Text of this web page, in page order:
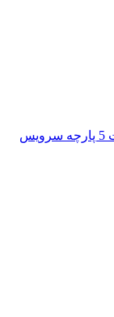
ست 5 پارچه سرویس